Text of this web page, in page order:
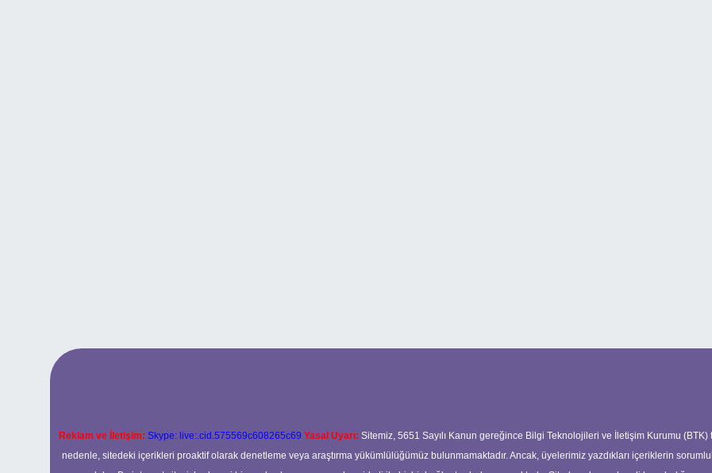
Reklam ve İletişim: Skype: live:.cid.575569c608265c69 Yasal Uyarı: Sitemiz, 5651 Sayılı Kanun gereğince Bilgi Teknolojileri ve İletişim Kurumu
nedenle, sitedeki içerikleri proaktif olarak denetleme veya araştırma yükümlülüğümüz bulunmamaktadır. Ancak, üyelerimiz yazdıkları içeriklerin